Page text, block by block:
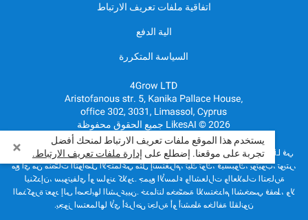
اتفاقية ملفات تعريف الارتباط
الية الدفع
السياسة المتكررة
LikesAI © 2026 جميع الحقوق محفوظة
في LikesAI نعمل بشكلٍ مستقل تمامًا، ولا تربطنا أي علاقة رسمية أو شراكة أو رعاية
مع أي من منصّات التواصل الاجتماعي مثل إنستغرام، تيك توك، فيسبوك، يوتيوب، تويتر،
لينكدإن، سبوتيفاي أو ساوند كلاود. جميع الأسماء والشعارات والعلامات التجارية
المذكورة تعود إلى أصحابها الشرعيين. خدماتنا مخصّصة للاستخدام الشخصي فقط، ولا
يجوز استعمالها لأي أغراض تجارية أو أنشطة مخالفة للقانون.
يستخدم هذا الموقع ملفات تعريف الارتباط لمنحك أفضل
تجربة على موقعنا. إضطلع على إدارة ملفات تعريف الارتباط.